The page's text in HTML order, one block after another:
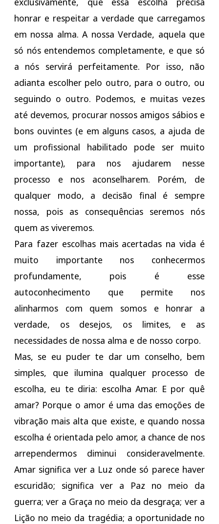
honrar e respeitar a verdade que carregamos
em nossa alma. A nossa Verdade, aquela que
só nós entendemos completamente, e que só
a nós servirá perfeitamente. Por isso, não
adianta escolher pelo outro, para o outro, ou
seguindo o outro. Podemos, e muitas vezes
até devemos, procurar nossos amigos sábios e
bons ouvintes (e em alguns casos, a ajuda de
um profissional habilitado pode ser muito
importante), para nos ajudarem nesse
processo e nos aconselharem. Porém, de
qualquer modo, a decisão final é sempre
nossa, pois as consequências seremos nós
quem as viveremos.
Para fazer escolhas mais acertadas na vida é
muito importante nos conhecermos
profundamente, pois é esse
autoconhecimento que permite nos
alinharmos com quem somos e honrar a
verdade, os desejos, os limites, e as
necessidades de nossa alma e de nosso corpo.
Mas, se eu puder te dar um conselho, bem
simples, que ilumina qualquer processo de
escolha, eu te diria: escolha Amar. E por quê
amar? Porque o amor é uma das emoções de
vibração mais alta que existe, e quando nossa
escolha é orientada pelo amor, a chance de nos
arrependermos diminui consideravelmente.
Amar significa ver a Luz onde só parece haver
escuridão; significa ver a Paz no meio da
guerra; ver a Graça no meio da desgraça; ver a
Lição no meio da tragédia; a oportunidade no